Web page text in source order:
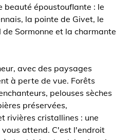
beauté époustouflante : le
la pointe de Givet, le
Sormonne et la charmante
avec des paysages
à perte de vue. Forêts
pelouses sèches
préservées,
rivières cristallines : une
attend. C'est l'endroit